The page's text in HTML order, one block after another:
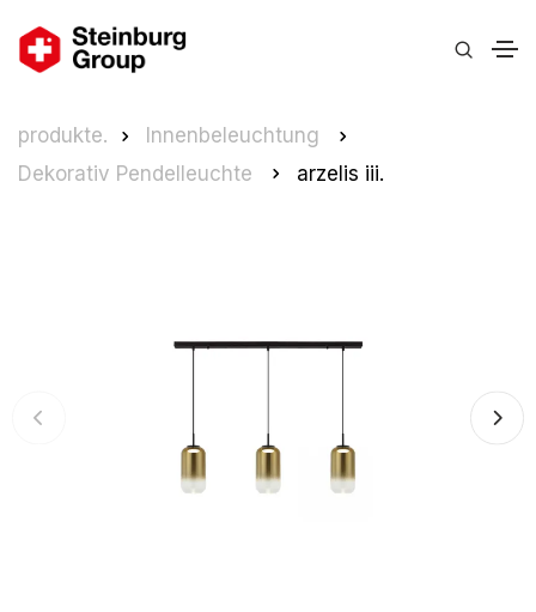
produkte.
Innenbeleuchtung
Dekorativ Pendelleuchte
arzelis iii.